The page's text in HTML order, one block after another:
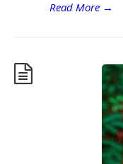
Read More →